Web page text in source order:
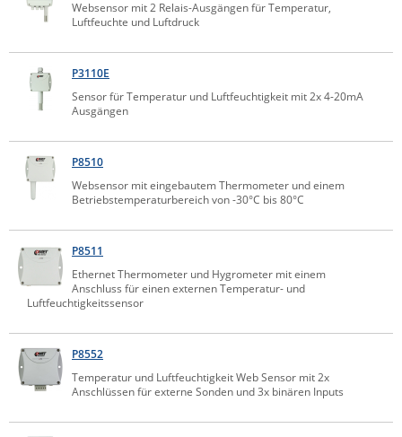
Energiemessung
Energieverteilung
Datenlogger
Remote I/O
IPC, Industrielle Netzwerktechnik & WLAN
Industrielle Netzwerktechnik / Kommunikation
Industrielle Computer
IT Netzwerktechnik / Kommunikation
Sonstige
Comet System
CompleTech
Contemporary Controls
Digi
Eaton
Elsys
Enginko - mcf88
Gefen
Gude
Guntermann & Drunck
High Sec Labs
HW group
Icron
IEC Lock
Websensor mit 2 Relais-Ausgängen für Temperatur,
Luftfeuchte und Luftdruck
P3110E
Sensor für Temperatur und Luftfeuchtigkeit mit 2x 4-20mA
Ausgängen
P8510
Websensor mit eingebautem Thermometer und einem
Betriebstemperaturbereich von -30°C bis 80°C
P8511
Ethernet Thermometer und Hygrometer mit einem
Anschluss für einen externen Temperatur- und
Luftfeuchtigkeitssensor
P8552
Temperatur und Luftfeuchtigkeit Web Sensor mit 2x
Anschlüssen für externe Sonden und 3x binären Inputs